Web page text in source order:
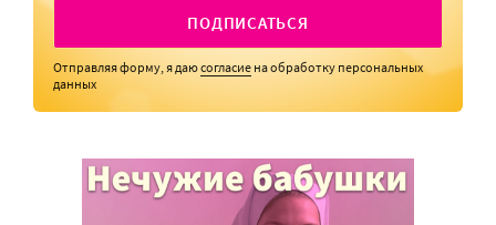
ПОДПИСАТЬСЯ
Отправляя форму, я даюсогласие на обработку персональных
данных